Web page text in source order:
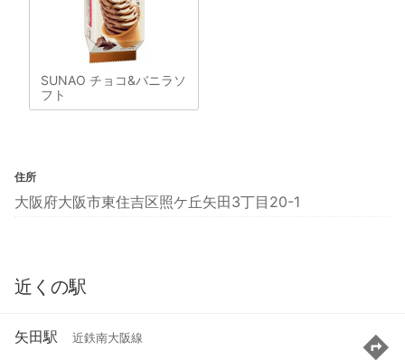
SUNAO チョコ&バニラソ
フト
住所
大阪府大阪市東住吉区照ケ丘矢田3丁目20-1
近くの駅
矢田駅 近鉄南大阪線